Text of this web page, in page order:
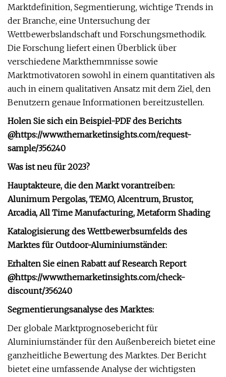
Marktdefinition, Segmentierung, wichtige Trends in
der Branche, eine Untersuchung der
Wettbewerbslandschaft und Forschungsmethodik.
Die Forschung liefert einen Überblick über
verschiedene Markthemmnisse sowie
Marktmotivatoren sowohl in einem quantitativen als
auch in einem qualitativen Ansatz mit dem Ziel, den
Benutzern genaue Informationen bereitzustellen.
Holen Sie sich ein Beispiel-PDF des Berichts
@https://www.themarketinsights.com/request-
sample/356240
Was ist neu für 2023?
Hauptakteure, die den Markt vorantreiben:
Alunimum Pergolas, TEMO, Alcentrum, Brustor,
Arcadia, All Time Manufacturing, Metaform Shading
Katalogisierung des Wettbewerbsumfelds des
Marktes für Outdoor-Aluminiumständer:
Erhalten Sie einen Rabatt auf Research Report
@https://www.themarketinsights.com/check-
discount/356240
Segmentierungsanalyse des Marktes:
Der globale Marktprognosebericht für
Aluminiumständer für den Außenbereich bietet eine
ganzheitliche Bewertung des Marktes. Der Bericht
bietet eine umfassende Analyse der wichtigsten